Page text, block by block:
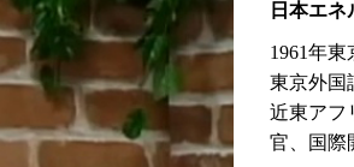
日本エ
1961年
東京外国
近東アフ
官、国際